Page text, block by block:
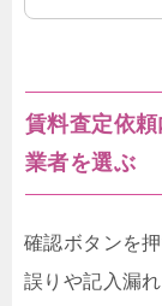
賃料査定依
業者を選ぶ
確認ボタンを
誤りや記入漏